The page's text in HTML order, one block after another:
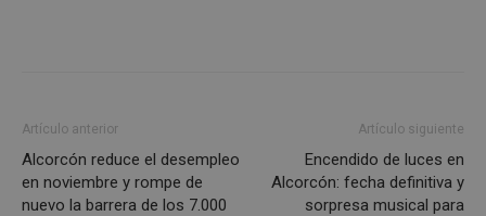
Artículo anterior
Alcorcón reduce el desempleo
en noviembre y rompe de
nuevo la barrera de los 7.000
Artículo siguiente
Encendido de luces en
Alcorcón: fecha definitiva y
sorpresa musical para